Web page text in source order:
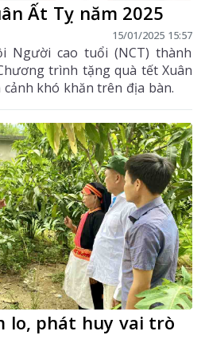
Ất Tỵ năm 2025
15/01/2025 15:57
Người cao tuổi (NCT) thành
trình tặng quà tết Xuân
khó khăn trên địa bàn.
lo, phát huy vai trò